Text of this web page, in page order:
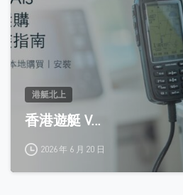
港艇北上
香港遊艇 V...
2026 年 6 月 20 日